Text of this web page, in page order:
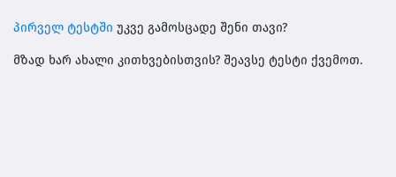
პირველ ტესტში უკვე გამოსცადე შენი თავი?
მზად ხარ ახალი კითხვებისთვის? შეავსე ტესტი ქვემოთ.